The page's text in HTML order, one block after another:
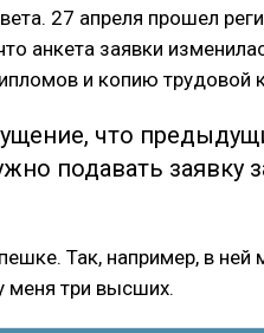
27 апреля прошел
анкета заявки
и копию трудовой
что
подавать заявку
Так, например, в ней
меня три высших.